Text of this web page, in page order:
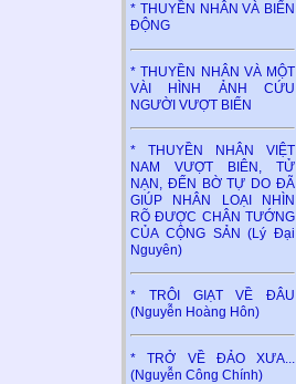
* THUYỀN NHÂN VÀ BIỂN
ĐỘNG
* THUYỀN NHÂN VÀ MỘT
VÀI HÌNH ẢNH CỨU
NGƯỜI VƯỢT BIỂN
* THUYỀN NHÂN VIỆT
NAM VƯỢT BIÊN, TỬ
NẠN, ĐẾN BỜ TỰ DO ĐÃ
GIÚP NHÂN LOẠI NHÌN
RÕ ĐƯỢC CHÂN TƯỚNG
CỦA CỘNG SẢN (Lý Đại
Nguyên)
* TRÔI GIẠT VỀ ĐÂU
(Nguyễn Hoàng Hôn)
* TRỞ VỀ ĐẢO XƯA...
(Nguyễn Công Chính)